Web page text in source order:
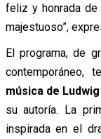
feliz y honrada de
majestuoso”,
El programa, de
contemporáneo,
música de
su autoría. La
inspirada en el